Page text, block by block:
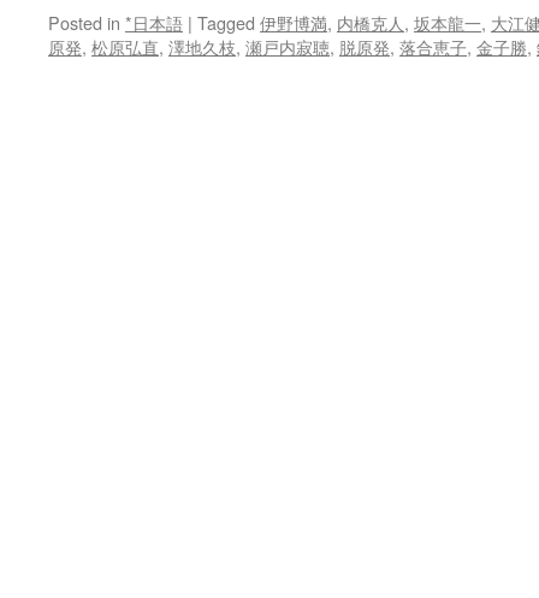
Posted in *日本語 | Tagged 伊野博満, 内橋克人, 坂本龍一, 大江
原発, 松原弘直, 澤地久枝, 瀬戸内寂聴, 脱原発, 落合恵子, 金子勝,